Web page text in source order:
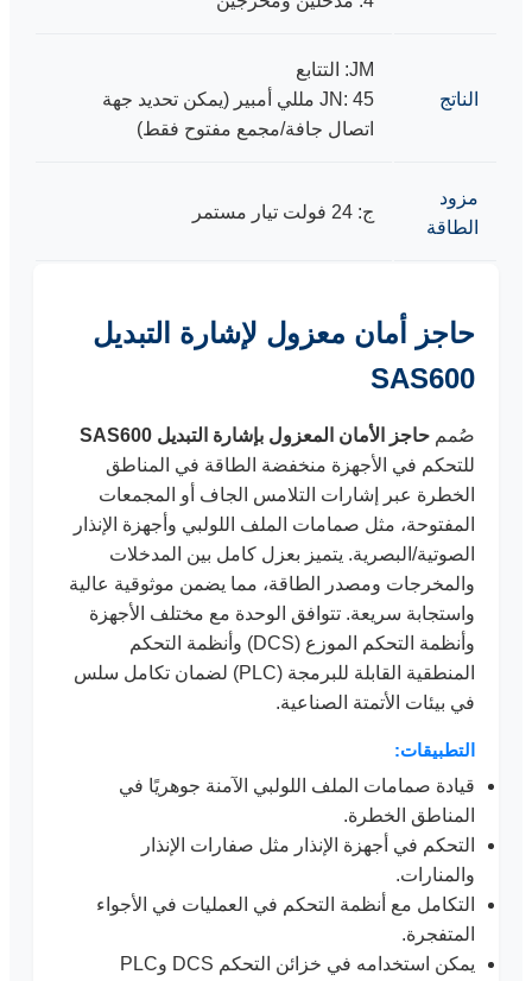
الناتج
JM: التتابع
JN: 45 مللي أمبير (يمكن تحديد جهة
اتصال جافة/مجمع مفتوح فقط)
مزود
الطاقة
ج: 24 فولت تيار مستمر
حاجز أمان معزول لإشارة التبديل
SAS600
صُمم حاجز الأمان المعزول بإشارة التبديل SAS600
للتحكم في الأجهزة منخفضة الطاقة في المناطق
الخطرة عبر إشارات التلامس الجاف أو المجمعات
المفتوحة، مثل صمامات الملف اللولبي وأجهزة الإنذار
الصوتية/البصرية. يتميز بعزل كامل بين المدخلات
والمخرجات ومصدر الطاقة، مما يضمن موثوقية عالية
واستجابة سريعة. تتوافق الوحدة مع مختلف الأجهزة
وأنظمة التحكم الموزع (DCS) وأنظمة التحكم
المنطقية القابلة للبرمجة (PLC) لضمان تكامل سلس
في بيئات الأتمتة الصناعية.
التطبيقات:
قيادة صمامات الملف اللولبي الآمنة جوهريًا في
المناطق الخطرة.
التحكم في أجهزة الإنذار مثل صفارات الإنذار
والمنارات.
التكامل مع أنظمة التحكم في العمليات في الأجواء
المتفجرة.
يمكن استخدامه في خزائن التحكم DCS وPLC